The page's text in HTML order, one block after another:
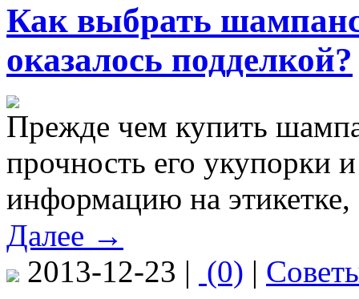
Как выбрать
оказалось подделкой?
Прежде чем купить
прочность его укупорки
информацию на этикетке,
Далее →
2013-12-23 | (0) |